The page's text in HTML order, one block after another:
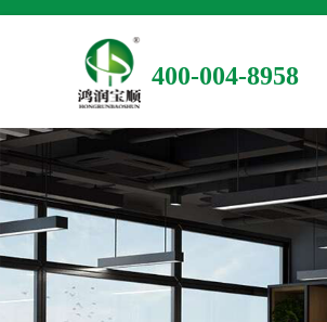
400-004-8958